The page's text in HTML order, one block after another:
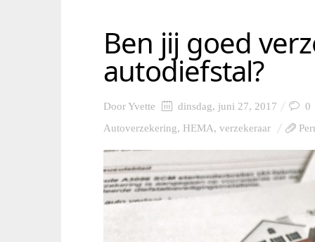
Ben jij goed
autodiefstal?
DoorYvette dinsdag, juni 27, 2017
0
Autoverzekering, HEMA, verzekeraar